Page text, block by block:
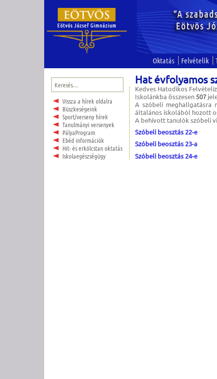
Oktatás Felvételik
Keresés:
Vissza a hírek oldalra
Büszkeségeink
Sport/verseny hírek
Tanulmányi versenyek
PályaProgram
Ebéd információk
Hit- és erkölcstan oktatás
Iskolaegészségügy
Hat évfolyamos
Kedves Hatodikos
Iskolánkba összesen 507
A szóbeli meghallgatásra
általános iskolából hozott
A behívott tanulók szóbeli
Szóbeli beosztás 22-e
Szóbeli beosztás 23-a
Szóbeli beosztás 24-e